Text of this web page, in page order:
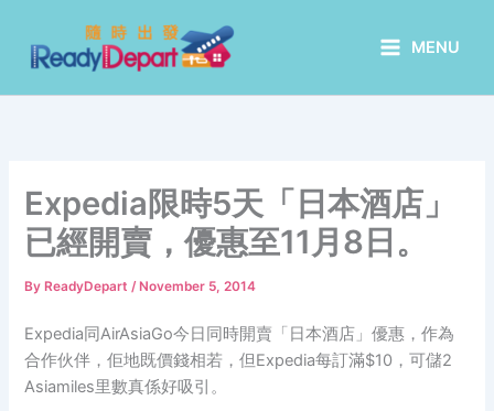
content
MENU
Expedia限時5天「日本酒店」
已經開賣，優惠至11月8日。
By ReadyDepart/ November 5, 2014
Expedia同AirAsiaGo今日同時開賣「日本酒店」優惠，作為
合作伙伴，佢地既價錢相若，但Expedia每訂滿$10，可儲2
Asiamiles里數真係好吸引。